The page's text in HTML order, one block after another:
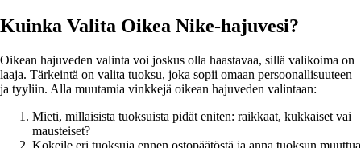
Kuinka Valita Oikea Nike-hajuvesi?
Oikean hajuveden valinta voi joskus olla haastavaa, sillä valikoima on
laaja. Tärkeintä on valita tuoksu, joka sopii omaan persoonallisuuteen
ja tyyliin. Alla muutamia vinkkejä oikean hajuveden valintaan:
Mieti, millaisista tuoksuista pidät eniten: raikkaat, kukkaiset vai
mausteiset?